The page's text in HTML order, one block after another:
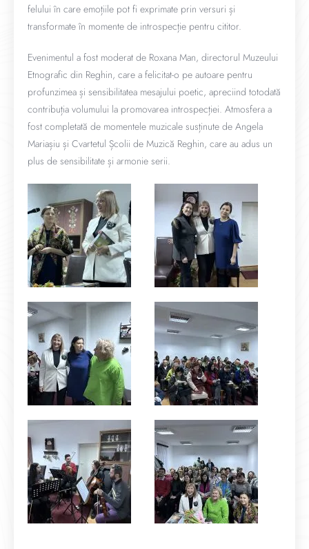
felului în care emoțiile pot fi exprimate prin versuri și
transformate în momente de introspecție pentru cititor.
Evenimentul a fost moderat de Roxana Man, directorul Muzeului
Etnografic din Reghin, care a felicitat-o pe autoare pentru
profunzimea și sensibilitatea mesajului poetic, apreciind totodată
contribuția volumului la promovarea introspecției. Atmosfera a
fost completată de momentele muzicale susținute de Angela
Mariașiu și Cvartetul Școlii de Muzică Reghin, care au adus un
plus de sensibilitate și armonie serii.